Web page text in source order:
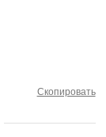
Скопировать